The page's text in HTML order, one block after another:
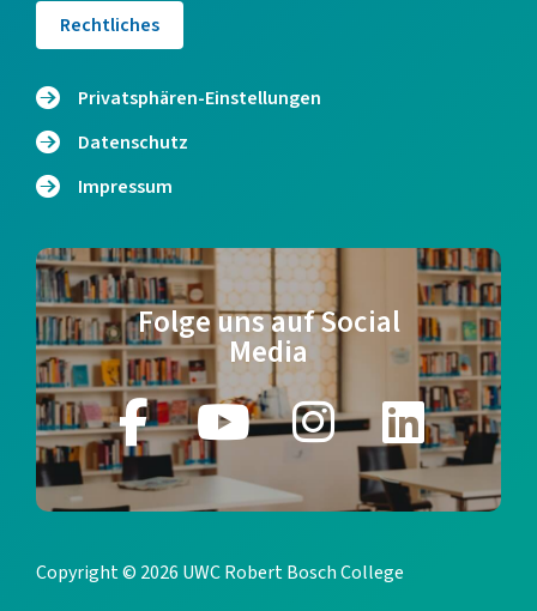
Rechtliches
Privatsphären-Einstellungen
Datenschutz
Impressum
Folge uns auf Social
Media
Copyright © 2026 UWC Robert Bosch College